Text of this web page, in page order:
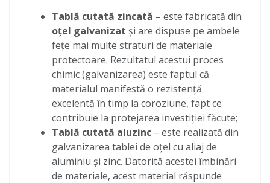
Tablă cutată zincată – este fabricată din
oțel galvanizat și are dispuse pe ambele
fețe mai multe straturi de materiale
protectoare. Rezultatul acestui proces
chimic (galvanizarea) este faptul că
materialul manifestă o rezistență
excelentă în timp la coroziune, fapt ce
contribuie la protejarea investiției făcute;
Tablă cutată aluzinc – este realizată din
galvanizarea tablei de oțel cu aliaj de
aluminiu și zinc. Datorită acestei îmbinări
de materiale, acest material răspunde